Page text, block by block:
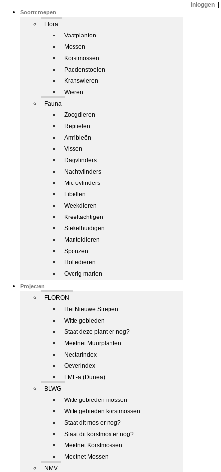
Soortgroepen
Flora
Vaatplanten
Mossen
Korstmossen
Paddenstoelen
Kranswieren
Wieren
Fauna
Zoogdieren
Reptielen
Amfibieën
Vissen
Dagvlinders
Nachtvlinders
Microvlinders
Libellen
Weekdieren
Kreeftachtigen
Stekelhuidigen
Manteldieren
Sponzen
Holtedieren
Overig marien
Projecten
FLORON
Het Nieuwe Strepen
Witte gebieden
Staat deze plant er nog?
Meetnet Muurplanten
Nectarindex
Oeverindex
LMF-a (Dunea)
BLWG
Witte gebieden mossen
Witte gebieden korstmossen
Staat dit mos er nog?
Staat dit korstmos er nog?
Meetnet Korstmossen
Meetnet Mossen
NMV
Inloggen